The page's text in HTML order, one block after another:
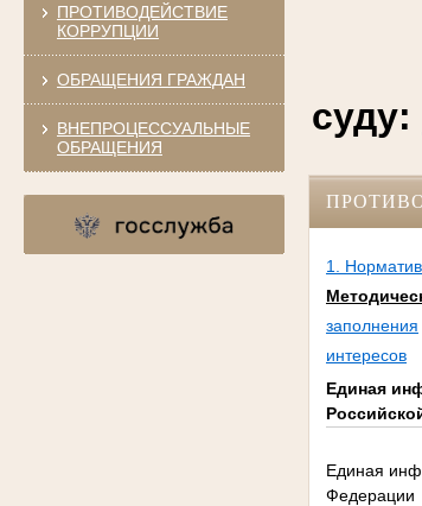
ПРОТИВОДЕЙСТВИЕ
КОРРУПЦИИ
ОБРАЩЕНИЯ ГРАЖДАН
ВНЕПРОЦЕССУАЛЬНЫЕ
ОБРАЩЕНИЯ
суду:
1.
заполнения
интересов
Единая
Единая
Федерации